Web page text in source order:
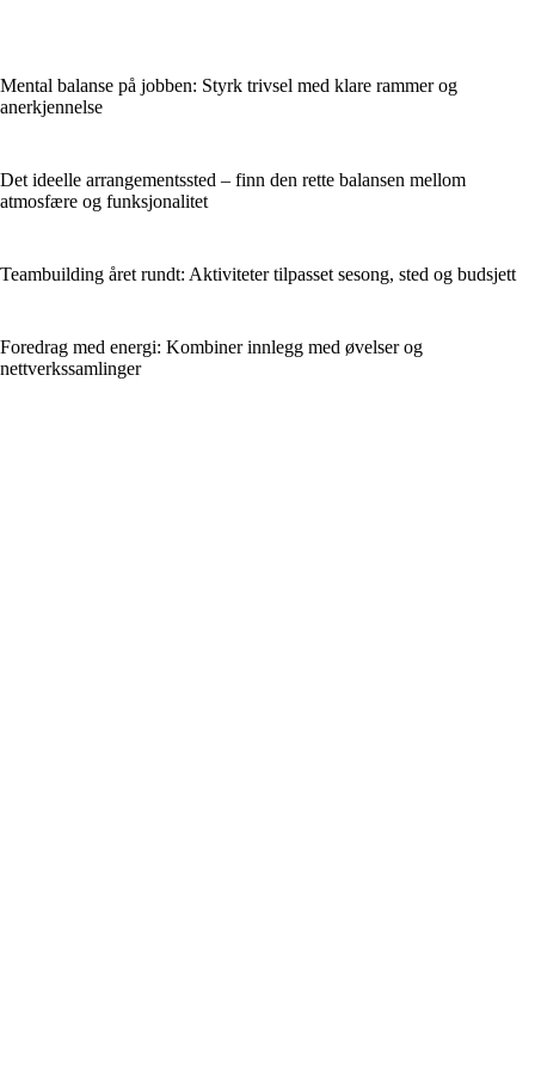
Mental balanse på jobben: Styrk trivsel med klare rammer og
anerkjennelse
Det ideelle arrangementssted – finn den rette balansen mellom
atmosfære og funksjonalitet
Teambuilding året rundt: Aktiviteter tilpasset sesong, sted og budsjett
Foredrag med energi: Kombiner innlegg med øvelser og
nettverkssamlinger